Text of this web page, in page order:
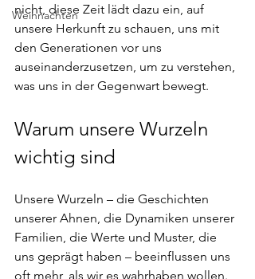
Weihnachten
nicht, diese Zeit lädt dazu ein, auf
unsere Herkunft zu schauen, uns mit
den Generationen vor uns
auseinanderzusetzen, um zu verstehen,
was uns in der Gegenwart bewegt.
Warum unsere Wurzeln
wichtig sind
Unsere Wurzeln – die Geschichten
unserer Ahnen, die Dynamiken unserer
Familien, die Werte und Muster, die
uns geprägt haben – beeinflussen uns
oft mehr, als wir es wahrhaben wollen.